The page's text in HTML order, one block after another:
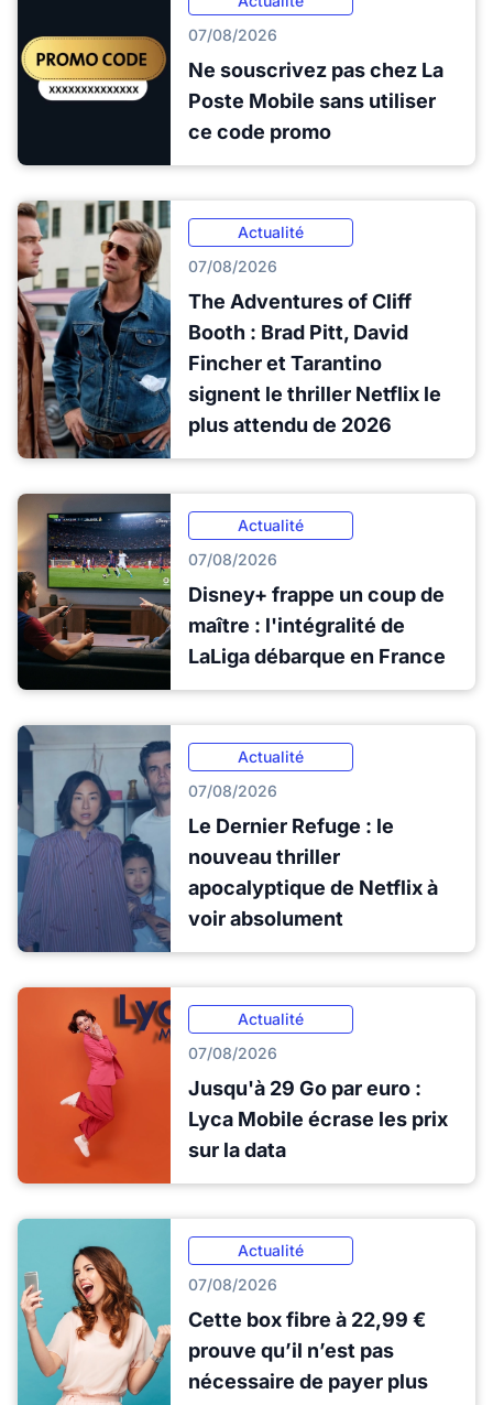
07/08/2026
Ne souscrivez pas chez La
Poste Mobile sans utiliser
ce code promo
Actualité
07/08/2026
The Adventures of Cliff
Booth : Brad Pitt, David
Fincher et Tarantino
signent le thriller Netflix le
plus attendu de 2026
Actualité
07/08/2026
Disney+ frappe un coup de
maître : l'intégralité de
LaLiga débarque en France
Actualité
07/08/2026
Le Dernier Refuge : le
nouveau thriller
apocalyptique de Netflix à
voir absolument
Actualité
07/08/2026
Jusqu'à 29 Go par euro :
Lyca Mobile écrase les prix
sur la data
Actualité
07/08/2026
Cette box fibre à 22,99 €
prouve qu’il n’est pas
nécessaire de payer plus